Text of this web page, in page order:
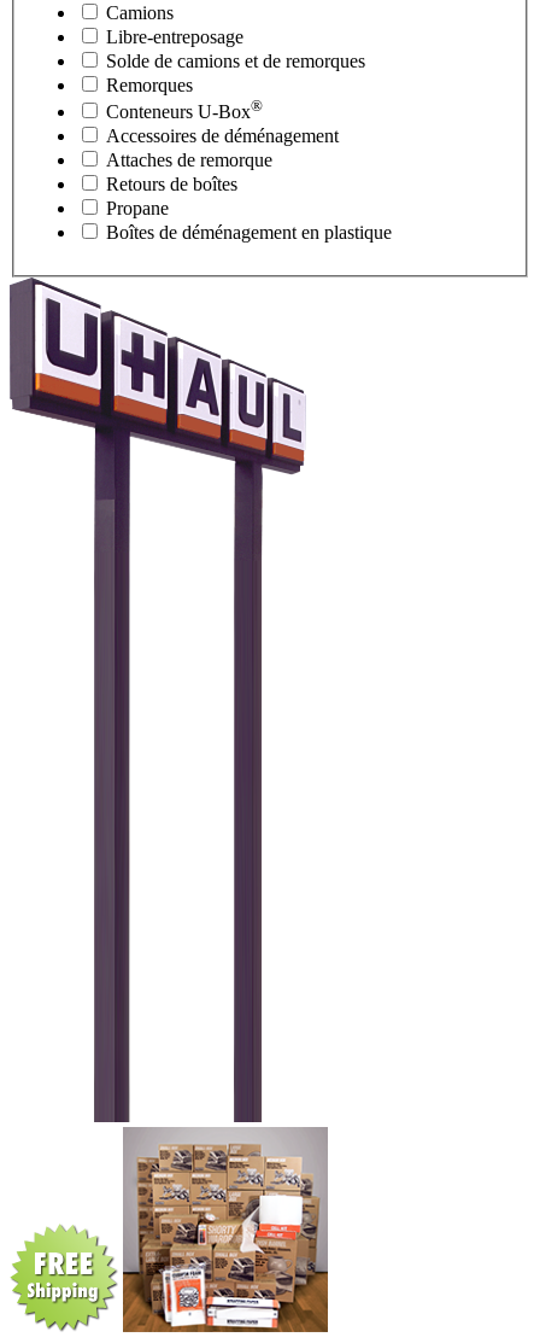
Camions
Libre-entreposage
Solde de camions et de remorques
Remorques
Conteneurs U-Box®
Accessoires de déménagement
Attaches de remorque
Retours de boîtes
Propane
Boîtes de déménagement en plastique